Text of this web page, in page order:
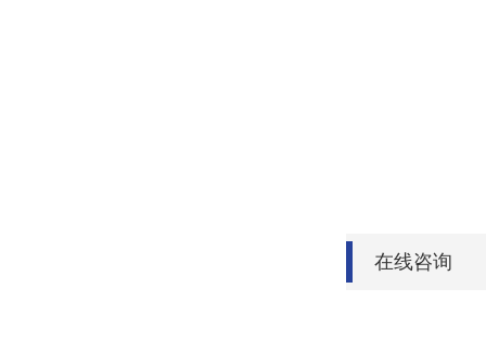
在线咨询